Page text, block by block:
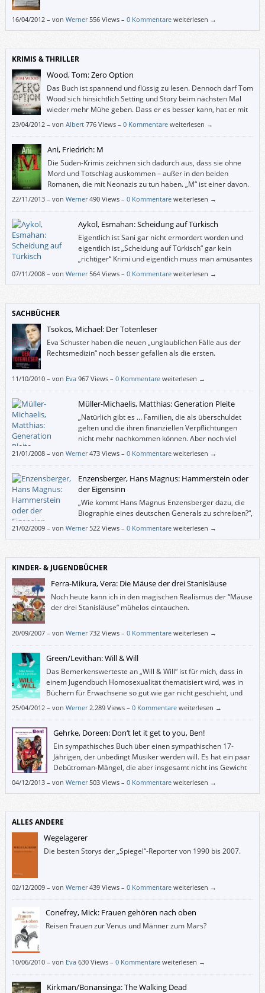
16/04/2012– von Werner 556 Views – 0 Kommentare weiterlesen →
KRIMIS & THRILLER
Wood, Tom: Zero Option
Das Buch ist spannend und flüssig zu lesen. Dennoch darf Tom
Wood sich hinsichtlich Setting und Story beim nächsten Mal
wieder mehr Mühe geben. Dass er es besser kann, hat er mit
„Codename Tesseract“ eindrucksvoll bewiesen.
23/04/2012– von Albert 776 Views – 0 Kommentare weiterlesen →
Ani, Friedrich: M
Die Süden-Krimis zeichnen sich dadurch aus, dass sie ohne
Mord und Totschlag auskommen – außer in den beiden
Romanen, die mit Neonazis zu tun haben. „M“ ist einer davon.
22/11/2013– von Werner 490 Views – 0 Kommentare weiterlesen →
Aykol, Esmahan: Scheidung auf Türkisch
Eigentlich ist Sani gar nicht ermordert worden und
eigentlich ist „Scheidung auf Türkisch“ gar kein
„richtiger“ Krimi und eigentlich muss man amüsantes
Plaudern mögen, damit man mit diesem Buch etwas
07/11/2008– von Werner 564 Views – 0 Kommentare weiterlesen →
SACHBÜCHER
Tsokos, Michael: Der Totenleser
Eva Schuster haben die neuen „unglaublichen Fälle aus der
Rechtsmedizin“ noch besser gefallen als die ersten.
11/10/2010– von Eva 967 Views – 0 Kommentare weiterlesen →
Müller-Michaelis, Matthias: Generation Pleite
„Natürlich gibt es … Familien, die als überschuldet
gelten und die ihren finanziellen Verpflichtungen
nicht mehr nachkommen können. Aber noch viel
größer ist die Gruppe derer, die trotz sicherer Jobs
21/01/2008– von Werner 473 Views – 0 Kommentare weiterlesen →
Enzensberger, Hans Magnus: Hammerstein oder
der Eigensinn
„Wie kommt Hans Magnus Enzensberger dazu, die
Biographie eines deutschen Generals zu schreiben?“,
fragt uns der Verlag, und Enzensberger selbst erklärt
Widersprüche des deutschen Ernstfalls wiederfinden und darstellen
lassen.“
21/02/2009– von Werner 522 Views – 0 Kommentare weiterlesen →
KINDER- & JUGENDBÜCHER
Ferra-Mikura, Vera: Die Mäuse der drei Stanisläuse
Noch heute kann ich in den magischen Realismus der “Mäuse
der drei Stanisläuse” mühelos eintauchen.
20/09/2007– von Werner 732 Views – 0 Kommentare weiterlesen →
Green/Levithan: Will & Will
Das Bemerkenswerteste an „Will & Will“ ist für mich, dass in
einem Jugendbuch Homosexualität thematisiert wird, was in
Büchern für Erwachsene so gut wie gar nicht geschieht, und
wenn, dann unter dem randständigen Label „Gay“.
25/04/2012– von Werner 2.289 Views – 0 Kommentare weiterlesen →
Gehrke, Doreen: Don‘t let it get to you, Ben!
Ein sympathisches Buch über einen sympathischen 17-
Jährigen, der unbedingt Musiker werden will. Es hat ein paar
Debütroman-Mängel, die aber insgesamt nicht ins Gewicht
fallen.
04/12/2013– von Werner 503 Views – 0 Kommentare weiterlesen →
ALLES ANDERE
Wegelagerer
Die besten Storys der „Spiegel“-Reporter von 1990 bis 2007.
02/12/2009– von Werner 439 Views – 0 Kommentare weiterlesen →
Conefrey, Mick: Frauen gehören nach oben
Reisen Frauen zur Venus und Männer zum Mars?
10/06/2010– von Eva 630 Views – 0 Kommentare weiterlesen →
Kirkman/Bonansinga: The Walking Dead